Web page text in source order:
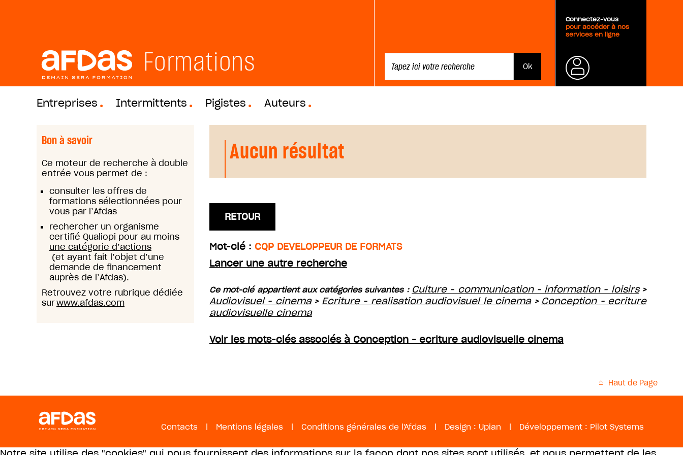
Formations
Connectez-vous
pour accéder à nos
services en ligne
Entreprises Intermittents Pigistes Auteurs
Bon à savoir
Ce moteur de recherche à double
entrée vous permet de :
consulter les offres de
formations sélectionnées pour
vous par l’Afdas
rechercher un organisme
certifié Qualiopi pour au moins
une catégorie d’actions
(et ayant fait l’objet d’une
demande de financement
auprès de l’Afdas).
Retrouvez votre rubrique dédiée
surwww.afdas.com
Aucun résultat
RETOUR
Mot-clé : CQP DEVELOPPEUR DE FORMATS
Lancer une autre recherche
Ce mot-clé appartient aux catégories suivantes : Culture - communication - information - loisirs>
Audiovisuel - cinema> Ecriture - realisation audiovisuel le cinema> Conception - ecriture
audiovisuelle cinema
Voir les mots-clés associés à Conception - ecriture audiovisuelle cinema
Haut de Page
Contacts | Mentions légales | Conditions générales de l'Afdas | Design : Upian | Développement : Pilot Systems